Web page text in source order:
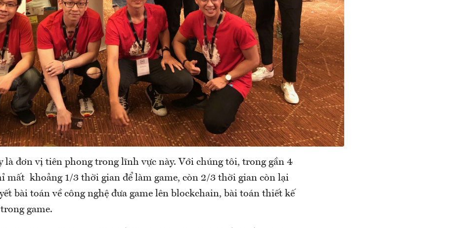
là đơn vị tiên phong trong lĩnh vực này. Với chúng tôi, trong gần 4
mất khoảng 1/3 thời gian để làm game, còn 2/3 thời gian còn lại
bài toán về công nghệ đưa game lên blockchain, bài toán thiết kế
game.